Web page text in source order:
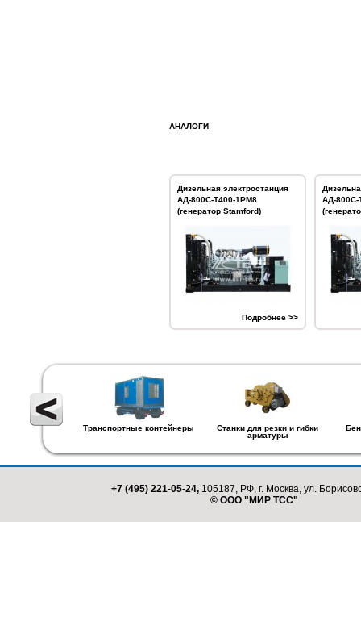
АНАЛОГИ
Дизельная электростанция
АД-800С-Т400-1РМ8
(генератор Stamford)
Подробнее >>
АД-800С-
Транспортные контейнеры
Станки для резки и гибки
арматуры
+7 (495) 221-05-24, 105187, РФ, г. Москва, ул.
© ООО "МИР ТСС"